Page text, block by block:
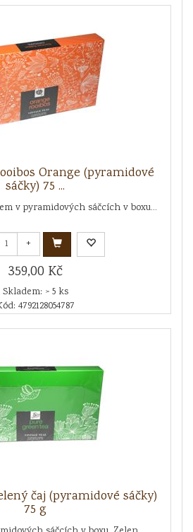
Orange (pyramidové
sáčky) 75 ...
v pyramidových sáčcích v boxu...
+
359,00 Kč
Skladem: > 5 ks
4792128054787
čaj (pyramidové sáčky)
75 g